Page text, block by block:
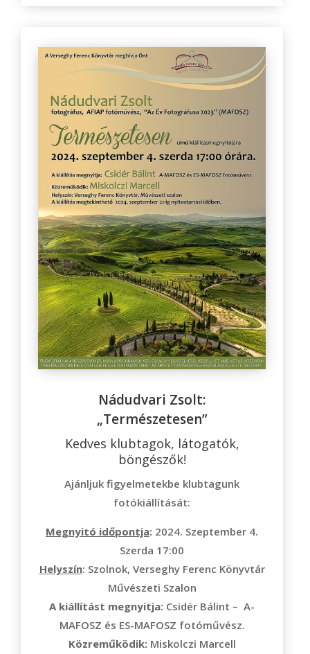
Nádudvari Zsolt:
„Természetesen”
Kedves klubtagok, látogatók,
böngészők!
Ajánljuk figyelmetekbe klubtagunk
fotókiállítását:
Megnyitó időpontja: 2024. Szeptember 4.
Szerda 17:00
Helyszín: Szolnok, Verseghy Ferenc Könyvtár
Művészeti Szalon
A kiállítást megnyitja: Csidér Bálint – A-
MAFOSZ és ES-MAFOSZ fotóművész.
Közreműködik:Miskolczi Marcell